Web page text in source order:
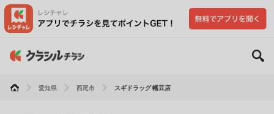
愛知県 西尾市 スギドラッグ 幡豆店